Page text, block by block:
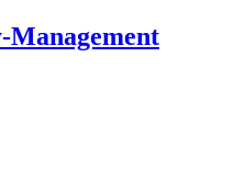
Management